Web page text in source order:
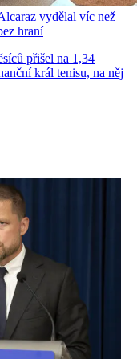
vydělal víc než
hraní
přišel na 1,34
král tenisu, na něj